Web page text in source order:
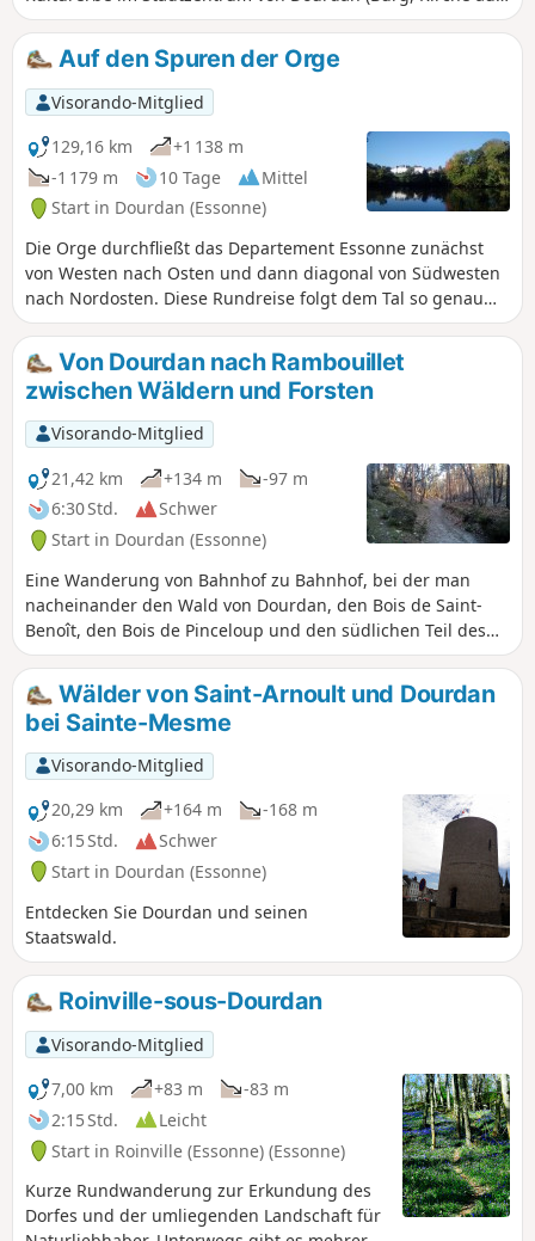
dem 12. bis 13. Jahrhundert, Waschhäuser usw.) sowie
schöne Kirchen entlang der Strecke.
Auf den Spuren der Orge
Visorando-Mitglied
129,16 km
+1 138 m
-1 179 m
10 Tage
Mittel
Start in Dourdan (Essonne)
Die Orge durchfließt das Departement Essonne zunächst
von Westen nach Osten und dann diagonal von Südwesten
nach Nordosten. Diese Rundreise folgt dem Tal so genau
wie möglich, soweit es mit dem Zug erreichbar ist. Die
Route wechselt zwischen Wegen entlang des Flusses,
insbesondere einer Promenade im unteren Teil, Passagen
durch Unterholz, der Durchquerung von Wohngebieten
und städtischen Strecken.
Von Dourdan nach Rambouillet
zwischen Wäldern und Forsten
Visorando-Mitglied
21,42 km
+134 m
-97 m
6:30 Std.
Schwer
Start in Dourdan (Essonne)
Eine Wanderung von Bahnhof zu Bahnhof, bei der man
nacheinander den Wald von Dourdan, den Bois de Saint-
Benoît, den Bois de Pinceloup und den südlichen Teil des
Waldes von Rambouillet durchquert. Mehrere Gewässer
verschönern die Strecke und die Kirche von Saint-Arnoult-
en-Yvelines verleiht ihr einen herrlichen Hauch von
Kulturerbe.
Wälder von Saint-Arnoult und Dourdan
bei Sainte-Mesme
Visorando-Mitglied
20,29 km
+164 m
-168 m
6:15 Std.
Schwer
Start in Dourdan (Essonne)
Entdecken Sie Dourdan und seinen
Staatswald.
Roinville-sous-Dourdan
Visorando-Mitglied
7,00 km
+83 m
-83 m
2:15 Std.
Leicht
Start in Roinville (Essonne) (Essonne)
Kurze Rundwanderung zur Erkundung des
Dorfes und der umliegenden Landschaft für